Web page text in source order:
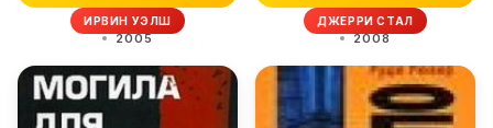
ИРВИН УЭЛШ
2005
ДЖЕРРИ СТАЛ
2008